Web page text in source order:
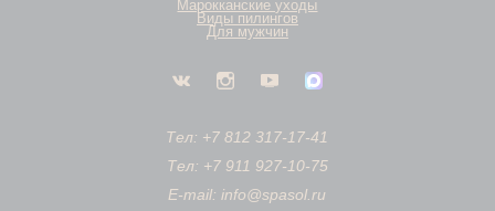
Марокканские уходы
Виды пилингов
Для мужчин
Тел: +7 812 317-17-41
Тел: +7 911 927-10-75
E-mail: info@spasol.ru